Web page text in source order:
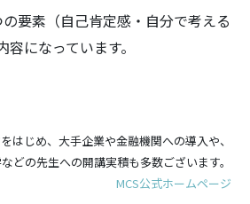
要素（自己肯定感・自分で考える
になっています。
はじめ、大手企業や金融機関への導入や、
どの先生への開講実積も多数ございます。
MCS公式ホームページ